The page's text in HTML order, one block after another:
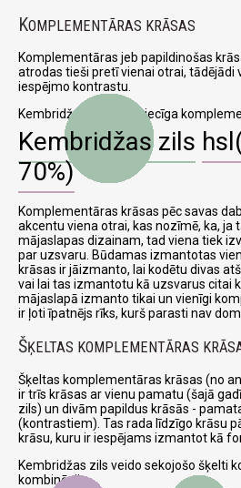
KOMPLEMENTĀRAS KRĀSAS
Komplementāras jeb papildinošas
atrodas tieši pretī vienai otrai, tādējādi
iespējmo kontrastu.
Kembridžas zils un attiecīga
Kembridžas zils
70%)
Komplementāras krāsas pēc savas
akcentu viena otrai, kas nozīmē, ka,
mājaslapas dizainam, tad viena tiek
par uzsvaru. Būdamas izmantotas
krāsas ir jāizmanto, lai kodētu divas
vai lai tas izmantotu kā uzsvarus citai
mājaslapā izmanto tikai un vienīgi
ir ļoti īpatnējs rīks, kurš parasti nav
ŠĶELTAS KOMPLEMENTĀRAS
Šķeltas komplementāras krāsas (no
ir trīs krāsas ar vienu pamatu (šajā
zils) un divām papildus krāsās -
(kontrastiem). Tas rada līdzīgo krāsu
krāsu, kuru ir iespējams izmantot kā
Kembridžas zils veido sekojošo šķelti
kombināciju: